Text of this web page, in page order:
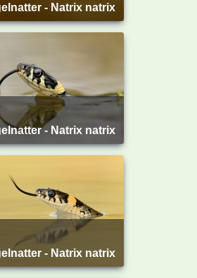
- Natrix natrix
- Natrix natrix
- Natrix natrix